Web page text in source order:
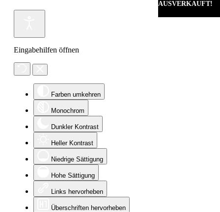
Eingabehilfen öffnen
Farben umkehren
Monochrom
Dunkler Kontrast
Heller Kontrast
Niedrige Sättigung
Hohe Sättigung
Links hervorheben
Überschriften hervorheben
AUSVERKAUFT!